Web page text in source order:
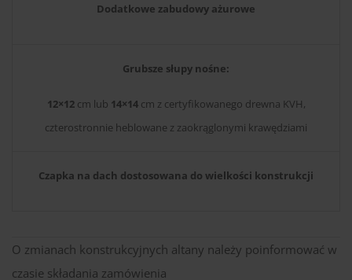
Dodatkowe zabudowy ażurowe
Grubsze słupy nośne:
12×12 cm lub 14×14 cm z certyfikowanego drewna KVH,
czterostronnie heblowane z zaokrąglonymi krawędziami
Czapka na dach dostosowana do wielkości konstrukcji
O zmianach konstrukcyjnych altany należy poinformować w
czasie składania zamówienia